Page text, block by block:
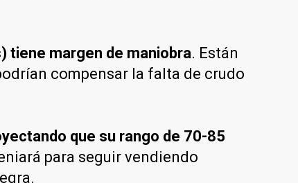
tiene margen de maniobra. Están
compensar la falta de crudo
que su rango de 70-85
para seguir vendiendo